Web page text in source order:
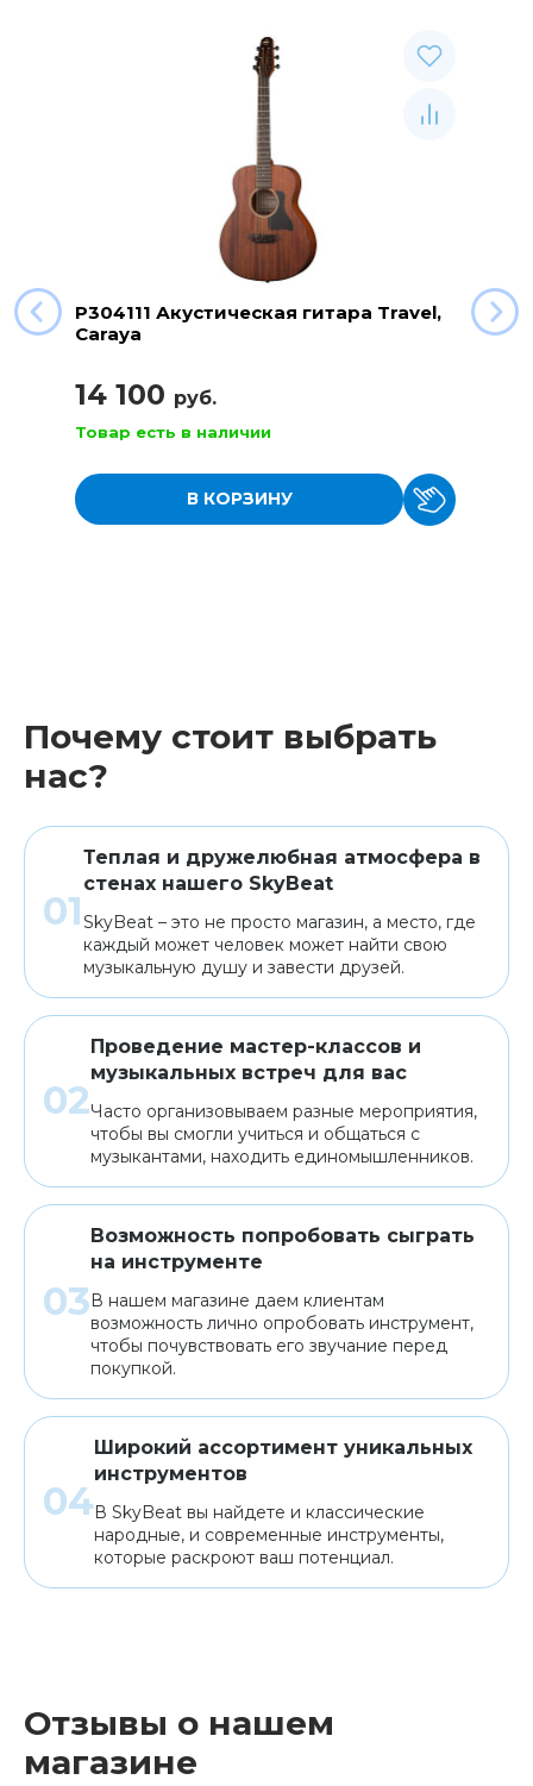
P304111 Акустическая гитара Travel,
Caraya
14 100 руб.
Товар есть в наличии
В КОРЗИНУ
Почему стоит выбрать
нас?
Теплая и дружелюбная атмосфера в
стенах нашего SkyBeat
SkyBeat – это не просто магазин, а место, где
каждый может человек может найти свою
музыкальную душу и завести друзей.
Проведение мастер-классов и
музыкальных встреч для вас
Часто организовываем разные мероприятия,
чтобы вы смогли учиться и общаться с
музыкантами, находить единомышленников.
Возможность попробовать сыграть
на инструменте
В нашем магазине даем клиентам
возможность лично опробовать инструмент,
чтобы почувствовать его звучание перед
покупкой.
Широкий ассортимент уникальных
инструментов
В SkyBeat вы найдете и классические
народные, и современные инструменты,
которые раскроют ваш потенциал.
Отзывы о нашем
магазине